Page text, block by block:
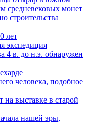
средневековых монет
строительства
лет
экспедиция
4 в. до н.э. обнаружен
человека, подобное
на выставке в старой
нашей эры,